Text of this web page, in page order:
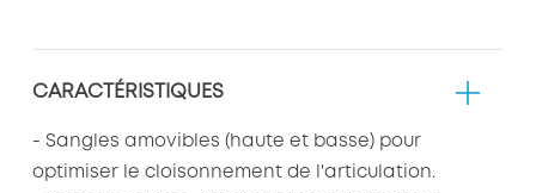
CARACTÉRISTIQUES
- Sangles amovibles (haute et basse) pour
optimiser le cloisonnement de l'articulation.